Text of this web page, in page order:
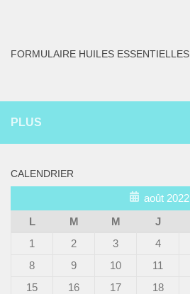
FORMULAIRE HUILES ESSENTIELLES
PLUS
CALENDRIER
août 2022
L
M M J
1
2 3 4
8
9 10 11
15
16 17 18